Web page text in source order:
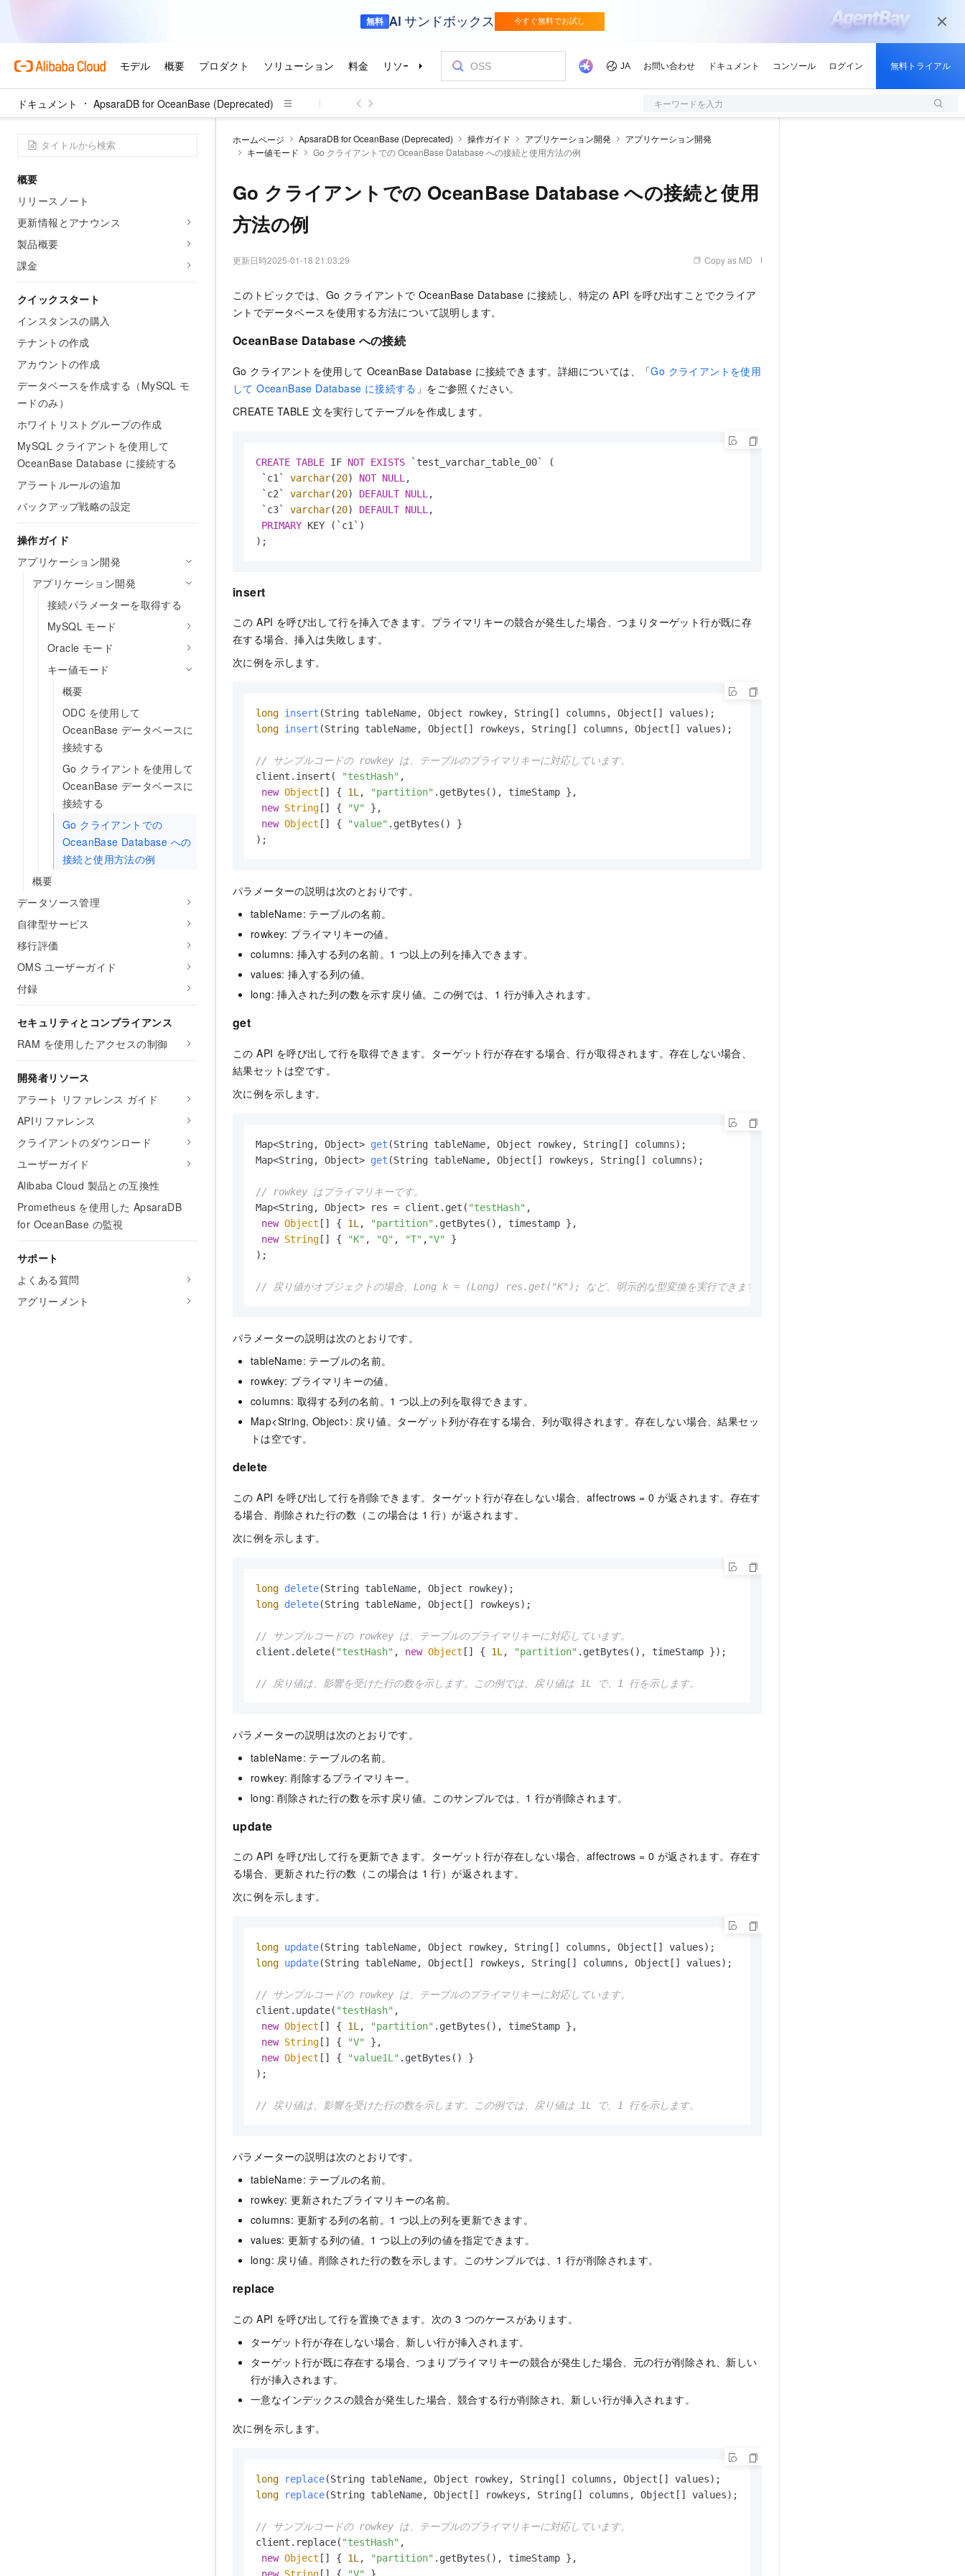
ドキュメント ApsaraDB for OceanBase (Deprecated) キーワードを入力
概要
リリースノート
更新情報とアナウンス
製品概要
課金
クイックスタート
インスタンスの購入
テナントの作成
アカウントの作成
データベースを作成する（MySQL モ
ードのみ）
ホワイトリストグループの作成
MySQL クライアントを使用して
OceanBase Database に接続する
アラートルールの追加
バックアップ戦略の設定
操作ガイド
アプリケーション開発
アプリケーション開発
接続パラメーターを取得する
MySQL モード
Oracle モード
キー値モード
概要
ODC を使用して
OceanBase データベースに
接続する
Go クライアントを使用して
OceanBase データベースに
接続する
Go クライアントでの
OceanBase Database への
接続と使用方法の例
概要
データソース管理
自律型サービス
移行評価
OMS ユーザーガイド
付録
セキュリティとコンプライアンス
RAM を使用したアクセスの制御
開発者リソース
アラート リファレンス ガイド
APIリファレンス
クライアントのダウンロード
ユーザーガイド
Alibaba Cloud 製品との互換性
Prometheus を使用した ApsaraDB
for OceanBase の監視
サポート
よくある質問
アグリーメント
ホームページ ApsaraDB for OceanBase (Deprecated) 操作ガイド アプリケーション開発
アプリケーション開発
キー値モード
Go クライアントでの OceanBase Database への接続と使用方法の例
Go クライアントでの OceanBase Database への接続と使用
方法の例
更新日時2025-01-18 21:03:29 Copy as MD
このトピックでは、Go クライアントで OceanBase Database に接続し、特定の API を呼び出すことでクライア
ントでデータベースを使用する方法について説明します。
OceanBase Database への接続
Go クライアントを使用して OceanBase Database に接続できます。詳細については、「Go クライアントを使用
して OceanBase Database に接続する 」をご参照ください。
CREATE TABLE 文を実行してテーブルを作成します。
CREATE TABLE IF NOT EXISTS `test_varchar_table_00` (
`c1` varchar(20) NOT NULL ,
`c2` varchar(20) DEFAULT NULL ,
`c3` varchar(20) DEFAULT NULL ,
PRIMARY KEY (`c1`)
insert
この API を呼び出して行を挿入できます。プライマリキーの競合が発生した場合、つまりターゲット行が既に存
在する場合、挿入は失敗します。
次に例を示します。
long insert (String tableName, Object rowkey, String[] columns, Object[] values)
long insert (String tableName, Object[] rowkeys, String[] columns, Object[] values) ;
// サンプルコードの rowkey は、テーブルのプライマリキーに対応しています。
client.insert(
"testHash" ,
new Object [] { 1L, "partition" .getBytes(), timeStamp },
new String [] { "V"
},
new Object [] { "value" .getBytes() }
パラメーターの説明は次のとおりです。
tableName: テーブルの名前。
rowkey: プライマリキーの値。
columns: 挿入する列の名前。1 つ以上の列を挿入できます。
values: 挿入する列の値。
long: 挿入された列の数を示す戻り値。この例では、1 行が挿入されます。
get
この API を呼び出して行を取得できます。ターゲット行が存在する場合、行が取得されます。存在しない場合、
結果セットは空です。
次に例を示します。
Map<String, Object> get (String tableName, Object rowkey, String[] columns) ;
Map<String, Object> get (String tableName, Object[] rowkeys, String[] columns) ;
// rowkey はプライマリキーです。
Map<String, Object> res = client.get( "testHash" ,
new Object [] { 1L , "partition" .getBytes(), timestamp },
new String [] { "K" , "Q" , "T" , "V"
}
);
// 戻り値がオブジェクトの場合、Long k = (Long) res.get("K"); など、明示的な型変換を実行できます。
パラメーターの説明は次のとおりです。
tableName: テーブルの名前。
rowkey: プライマリキーの値。
columns: 取得する列の名前。1 つ以上の列を取得できます。
Map<String, Object>: 戻り値。ターゲット列が存在する場合、列が取得されます。存在しない場合、結果セッ
トは空です。
delete
この API を呼び出して行を削除できます。ターゲット行が存在しない場合、affectrows = 0 が返されます。存在す
る場合、削除された行の数（この場合は 1 行）が返されます。
次に例を示します。
long delete(String tableName, Object rowkey)
long delete(String tableName, Object[] rowkeys) ;
// サンプルコードの rowkey は、テーブルのプライマリキーに対応しています。
client.delete( "testHash" , new Object [] { 1L , "partition" .getBytes(), timeStamp });
// 戻り値は、影響を受けた行の数を示します。この例では、戻り値は 1L で、1 行を示します。
パラメーターの説明は次のとおりです。
tableName: テーブルの名前。
rowkey: 削除するプライマリキー。
long: 削除された行の数を示す戻り値。このサンプルでは、1 行が削除されます。
update
この API を呼び出して行を更新できます。ターゲット行が存在しない場合、affectrows = 0 が返されます。存在す
る場合、更新された行の数（この場合は 1 行）が返されます。
次に例を示します。
long update(String tableName, Object rowkey, String[] columns, Object[] values)
long update(String tableName, Object[] rowkeys, String[] columns, Object[] values) ;
// サンプルコードの rowkey は、テーブルのプライマリキーに対応しています。
client.update( "testHash" ,
new Object [] { 1L, "partition" .getBytes(), timeStamp },
new String [] { "V"
},
new Object [] { "value1L" .getBytes() }
);
// 戻り値は、影響を受けた行の数を示します。この例では、戻り値は 1L で、1 行を示します。
パラメーターの説明は次のとおりです。
tableName: テーブルの名前。
rowkey: 更新されたプライマリキーの名前。
columns: 更新する列の名前。1 つ以上の列を更新できます。
values: 更新する列の値。1 つ以上の列の値を指定できます。
long: 戻り値。削除された行の数を示します。このサンプルでは、1 行が削除されます。
replace
この API を呼び出して行を置換できます。次の 3 つのケースがあります。
ターゲット行が存在しない場合、新しい行が挿入されます。
ターゲット行が既に存在する場合、つまりプライマリキーの競合が発生した場合、元の行が削除され、新しい
行が挿入されます。
一意なインデックスの競合が発生した場合、競合する行が削除され、新しい行が挿入されます。
次に例を示します。
long replace(String tableName, Object rowkey, String[] columns, Object[] values)
long
replace(String tableName, Object[] rowkeys, String[] columns, Object[] values) ;
// サンプルコードの rowkey は、テーブルのプライマリキーに対応しています。
client.replace( "testHash" ,
new Object [] { 1L , "partition" .getBytes(), timeStamp },